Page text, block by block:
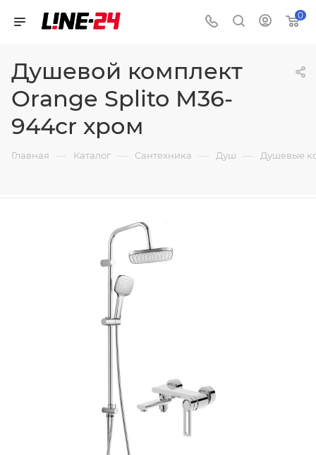
0
Душевой комплект
Orange Splito M36-
944cr хром
Главная — Каталог — Сантехника — Душ — Душевые